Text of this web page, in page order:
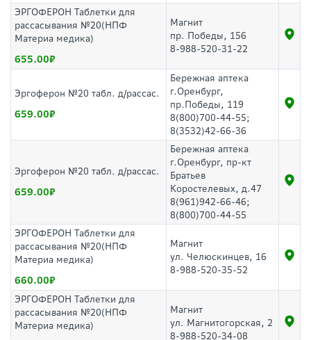
ЭРГОФЕРОН Таблетки для
рассасывания №20(НПФ
Материа медика)
655.00
Магнит
пр. Победы, 156
8-988-520-31-22
Эргоферон №20 табл. д/рассас.
659.00
Бережная аптека
г.Оренбург,
пр.Победы, 119
8(800)700-44-55;
8(3532)42-66-36
Эргоферон №20 табл. д/рассас.
659.00
Бережная аптека
г.Оренбург, пр-кт
Братьев
Коростелевых, д.47
8(961)942-66-46;
8(800)700-44-55
ЭРГОФЕРОН Таблетки для
рассасывания №20(НПФ
Материа медика)
660.00
Магнит
ул. Челюскинцев, 16
8-988-520-35-52
ЭРГОФЕРОН Таблетки для
рассасывания №20(НПФ
Материа медика)
Магнит
ул. Магнитогорская, 2
8-988-520-34-08